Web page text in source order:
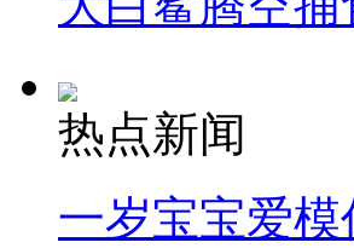
热点新闻
一岁宝宝爱